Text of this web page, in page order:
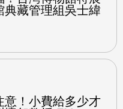
典藏管理組吳士緯
意！小費給多少才